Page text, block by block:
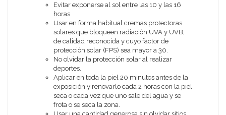
Evitar exponerse al sol entre las 10 y las 16
horas.
Usar en forma habitual cremas protectoras
solares que bloqueen radiación UVA y UVB,
de calidad reconocida y cuyo factor de
protección solar (FPS) sea mayor a 30.
No olvidar la protección solar al realizar
deportes.
Aplicar en toda la piel 20 minutos antes de la
exposición y renovarlo cada 2 horas con la piel
seca o cada vez que uno sale del agua y se
frota o se seca la zona.